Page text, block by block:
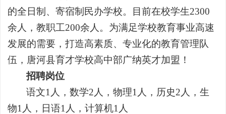
的全日制、寄宿制 民办学校。 目前在校学生2300
余人，教职工200余人。 为满足学校教育事业高速
发展的需要，打造高素质、专业化的教育管理队
伍，唐河县育才学校高中部广纳英才加盟！
招聘岗位
语文1人，数学2人，物理1人，历史2人，生
物1人，日语1人，计算机1人